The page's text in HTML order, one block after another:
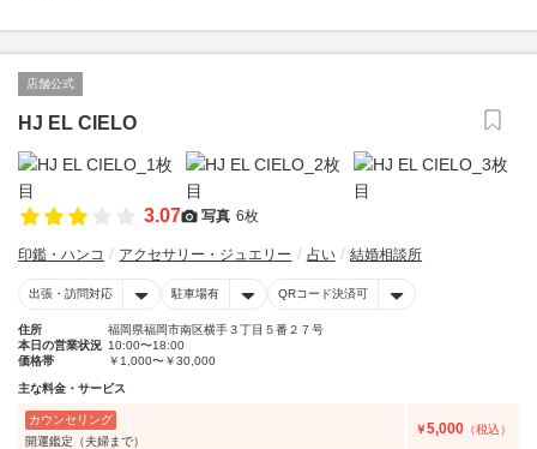
店舗公式
HJ EL CIELO
3.07 写真 6枚
印鑑・ハンコ アクセサリー・ジュエリー 占い 結婚相談所
出張・訪問対応 駐車場有 QRコード決済可
住所
福岡県福岡市南区横手３丁目５番２７号
本日の営業状況 10:00〜18:00
価格帯
￥1,000〜￥30,000
主な料金・サービス
カウンセリング
開運鑑定（夫婦まで）
￥5,000 （税込）